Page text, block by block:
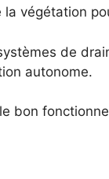
végétation
de
autonome.
bon